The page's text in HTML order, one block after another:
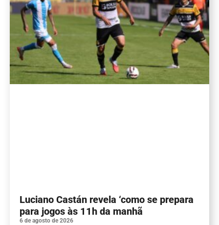
Luciano Castán revela ‘como se prepara
para jogos às 11h da manhã
6 de agosto de 2026